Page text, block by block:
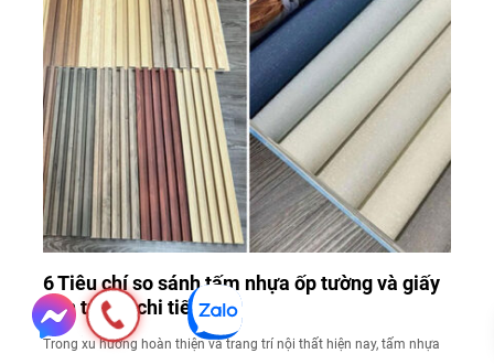
6 Tiêu chí so sánh tấm nhựa ốp tường và giấy
dán tường chi tiết
Trong xu hướng hoàn thiện và trang trí nội thất hiện nay, tấm nhựa